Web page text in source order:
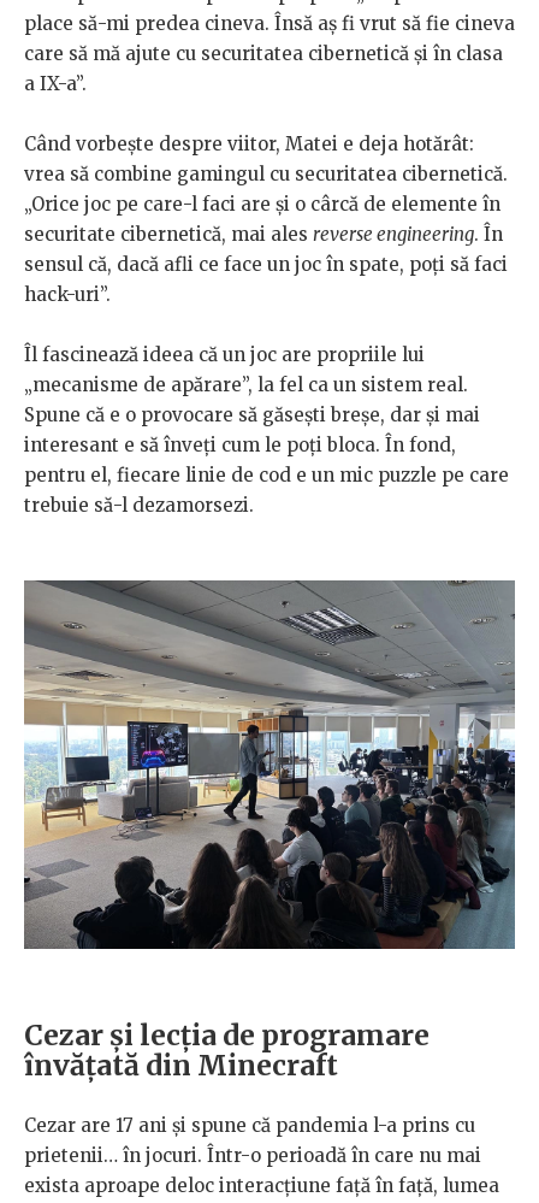
place să-mi predea cineva. Însă aș fi vrut să fie cineva
care să mă ajute cu securitatea cibernetică și în clasa
a IX-a”.
Când vorbește despre viitor, Matei e deja hotărât:
vrea să combine gamingul cu securitatea cibernetică.
„Orice joc pe care-l faci are și o cârcă de elemente în
securitate cibernetică, mai ales reverse engineering. În
sensul că, dacă afli ce face un joc în spate, poți să faci
hack-uri”.
Îl fascinează ideea că un joc are propriile lui
„mecanisme de apărare”, la fel ca un sistem real.
Spune că e o provocare să găsești breșe, dar și mai
interesant e să înveți cum le poți bloca. În fond,
pentru el, fiecare linie de cod e un mic puzzle pe care
trebuie să-l dezamorsezi.
Cezar și lecția de programare
învățată din Minecraft
Cezar are 17 ani și spune că pandemia l-a prins cu
prietenii… în jocuri. Într-o perioadă în care nu mai
exista aproape deloc interacțiune față în față, lumea